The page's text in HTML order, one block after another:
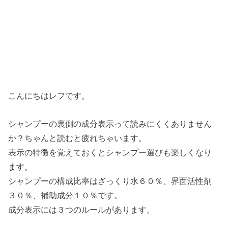
こんにちはレフです。
シャンプーの裏側の成分表示って読みにくくありません
か？ちゃんと読むと疲れちゃいます。
表示の特徴を覚えておくとシャンプー選びも楽しくなり
ます。
シャンプーの構成比率はざっくり水６０％、界面活性剤
３０％、補助成分１０％です。
成分表示には３つのルールがあります。